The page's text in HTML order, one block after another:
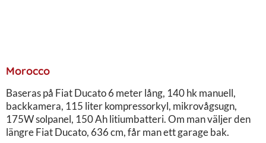
Morocco
Baseras på Fiat Ducato 6 meter lång, 140 hk manuell,
backkamera, 115 liter kompressorkyl, mikrovågsugn,
175W solpanel, 150 Ah litiumbatteri. Om man väljer den
längre Fiat Ducato, 636 cm, får man ett garage bak.